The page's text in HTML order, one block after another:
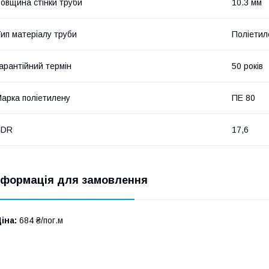
Товщина стінки труби 10.3 мм
матеріалу труби
термін 50 років
поліетилену ПЕ 80
17,6
для замовлення
684 ₴/пог.м